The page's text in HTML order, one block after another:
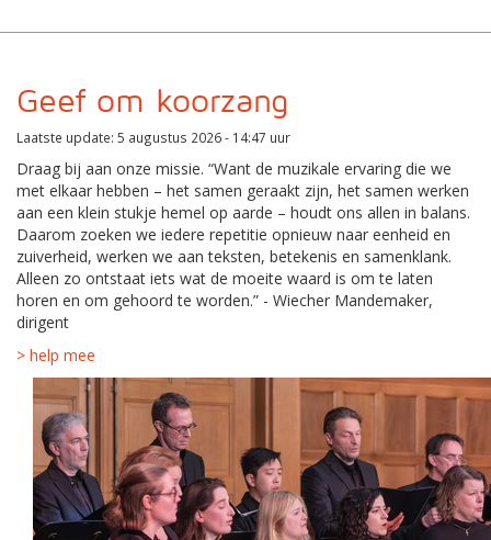
Geef om koorzang
Laatste update: 5 augustus 2026 - 14:47 uur
Draag bij aan onze missie. “Want de muzikale ervaring die we
met elkaar hebben – het samen geraakt zijn, het samen werken
aan een klein stukje hemel op aarde – houdt ons allen in balans.
Daarom zoeken we iedere repetitie opnieuw naar eenheid en
zuiverheid, werken we aan teksten, betekenis en samenklank.
Alleen zo ontstaat iets wat de moeite waard is om te laten
horen en om gehoord te worden.” - Wiecher Mandemaker,
dirigent
> help mee